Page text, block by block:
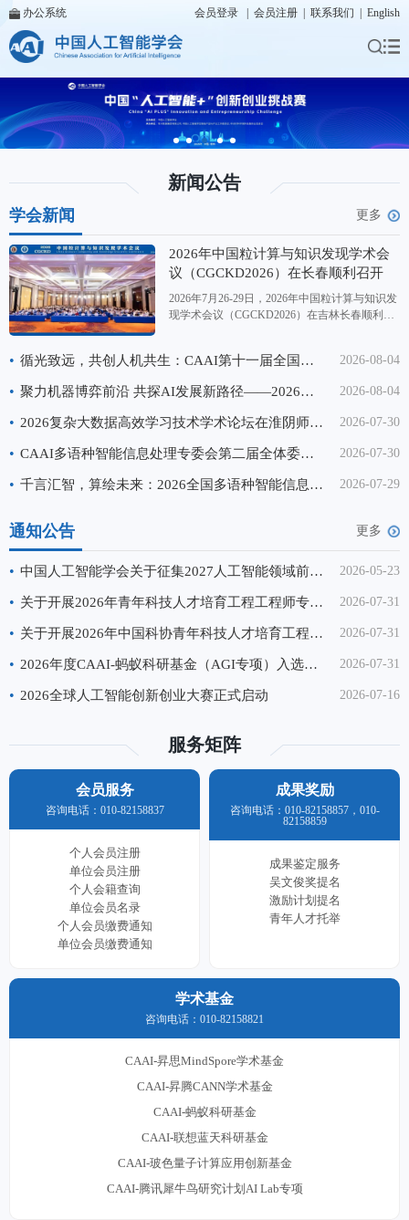
办公系统 会员登录 会员注册 联系我们 English
新闻公告
学会新闻 更多
2026年中国粒计算与知识发现学术会
议（CGCKD2026）在长春顺利召开
2026年7月26-29日，2026年中国粒计算与知识发
现学术会议（CGCKD2026）在吉林长春顺利召
议、第十四届三支决策学术会议，由中国人工智
专委会协办，国际粗糙集学会支持，长春师范大
学与长春理工大学联合承办。来自全国百余所高
校、科研院所的500余名专家学者、
• 循光致远，共创人机共生：CAAI第十一届全国大数据与社会计算学术会议（CAAI BDSC2026）在重庆成功召开 2026-08-04
• 聚力机器博弈前沿 共探AI发展新路径——2026中国机器博弈学术会议顺利举办 2026-08-04
• 2026复杂大数据高效学习技术学术论坛在淮阴师范学院成功举办 2026-07-30
• CAAI多语种智能信息处理专委会第二届全体委员大会暨换届会议顺利召开 2026-07-30
• 千言汇智，算绘未来：2026全国多语种智能信息处理会议（IMLIP 2026）成功举办 2026-07-29
通知公告 更多
• 中国人工智能学会关于征集2027人工智能领域前沿科学问题、工程技术难题和产业技术问题的通知 2026-05-23
• 关于开展2026年青年科技人才培育工程工程师专项计划申报工作的通知 2026-07-31
• 关于开展2026年中国科协青年科技人才培育工程博士生专项计划推荐工作的通知 2026-07-31
• 2026年度CAAI-蚂蚁科研基金（AGI专项）入选名单公示 2026-07-31
• 2026全球人工智能创新创业大赛正式启动 2026-07-16
服务矩阵
会员服务
咨询电话：010-82158837
个人会员注册
单位会员注册
个人会籍查询
单位会员名录
个人会员缴费通知
单位会员缴费通知
成果奖励
咨询电话：010-82158857，010-
82158859
成果鉴定服务
吴文俊奖提名
激励计划提名
青年人才托举
学术基金
咨询电话：010-82158821
CAAI-昇思MindSpore学术基金
CAAI-昇腾CANN学术基金
CAAI-蚂蚁科研基金
CAAI-联想蓝天科研基金
CAAI-玻色量子计算应用创新基金
CAAI-腾讯犀牛鸟研究计划AI Lab专项